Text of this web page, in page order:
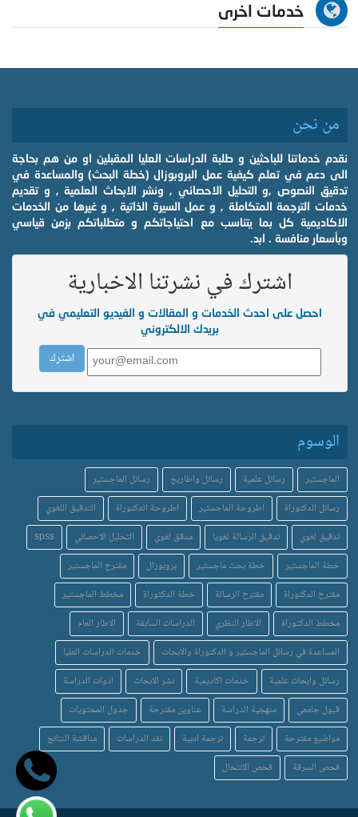
خدمات اخرى
من نحن
نقدم خدماتنا للباحثين و طلبة الدراسات العليا المقبلين او من هم بحاجة
الى دعم في تعلم كيفية عمل البروبوزال (خطة البحث) والمساعدة في
تدقيق النصوص ,و التحليل الاحصائي , ونشر الابحاث العلمية , و تقديم
خدمات الترجمة المتكاملة , و عمل السيرة الذاتية , و غيرها من الخدمات
الاكاديمية كل بما يتناسب مع احتياجاتكم و متطلباتكم بزمن قياسي
وبأسعار منافسة . ابد.
اشترك في نشرتنا الاخبارية
احصل على احدث الخدمات و المقالات و الفيديو التعليمي في
بريدك الالكتروني
الوسوم
الماجستير رسائل علمية رسائل واطاريح
رسائل الماجستير
رسائل الدكتوراة
اطروحة الماجستير اطروحة الدكتوراة
التدقيق اللغوي
تدقيق لغوي
تدقيق الرسالة لغويا مدقق لغوي التحليل الاحصائي
spss
خطة الماجستير
خطة بحث ماجستير بروبوزال
مقترح الماجستير
مقترح الدكتوراة
مقترح الرسالة خطة الدكتوراة
مخطط الماجستير
مخطط الدكتوراة
الاطار النظري الدراسات السابقة
الاطار العام
المساعدة في رسائل الماجستير و الدكتوراة والابحاث
خدمات الدراسات العليا
رسائل وابحاث علمية
خدمات اكاديمية نشر الابحاث
ادوات الدراسة
قبول جامعي
منهجية الدراسة عناوين مقترحة
جدول المحتويات
مواضيع مقترحة
ترجمة ترجمة ادبية نقد الدراسات
مناقشة النتائج
فحص السرقة
فحص الانتحال